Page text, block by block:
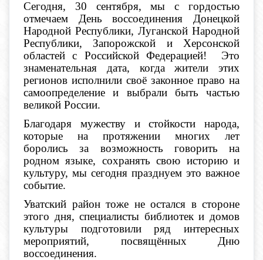
Сегодня, 30 сентября, мы с гордостью
отмечаем День воссоединения Донецкой
Народной Республики, Луганской Народной
Республики, Запорожской и Херсонской
областей с Российской Федерацией! Это
знаменательная дата, когда жители этих
регионов исполнили своё законное право на
самоопределение и выбрали быть частью
великой России.
Благодаря мужеству и стойкости народа,
которые на протяжении многих лет
боролись за возможность говорить на
родном языке, сохранять свою историю и
культуру, мы сегодня празднуем это важное
событие.
Уватский район тоже не остался в стороне
этого дня, специалисты библиотек и домов
культуры подготовили ряд интересных
мероприятий, посвящённых Дню
воссоединения.